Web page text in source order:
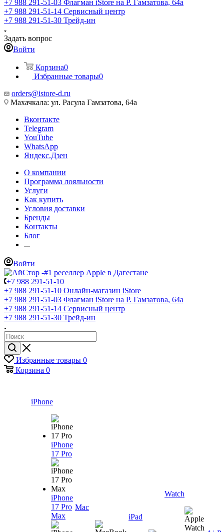
+7 988 291-51-03 Флагман iStore на Р. Гамзатова, 64а
+7 988 291-51-14 Сервисный центр
+7 988 291-51-30 Трейд-ин
Задать вопрос
Войти
Корзина0
Избранные товары0
orders@istore-d.ru
Махачкала: ул. Расула Гамзатова, 64а
Вконтакте
Telegram
YouTube
WhatsApp
Яндекс.Дзен
О компании
Программа лояльности
Услуги
Как купить
Условия доставки
Бренды
Контакты
Блог
...
Войти
+7 988 291-51-10
+7 988 291-51-10 Онлайн-магазин iStore
+7 988 291-51-03 Флагман iStore на Р. Гамзатова, 64а
+7 988 291-51-14 Сервисный центр
+7 988 291-51-30 Трейд-ин
Избранные товары 0
Корзина 0
iPhone
iPhone
17 Pro
iPhone
17 Pro
Max
Mac
iPad
Watch